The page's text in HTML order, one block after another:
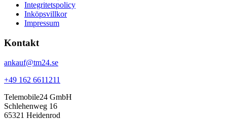
Integritetspolicy
Inköpsvillkor
Impressum
Kontakt
ankauf@tm24.se
+49 162 6611211
Telemobile24 GmbH
Schlehenweg 16
65321 Heidenrod